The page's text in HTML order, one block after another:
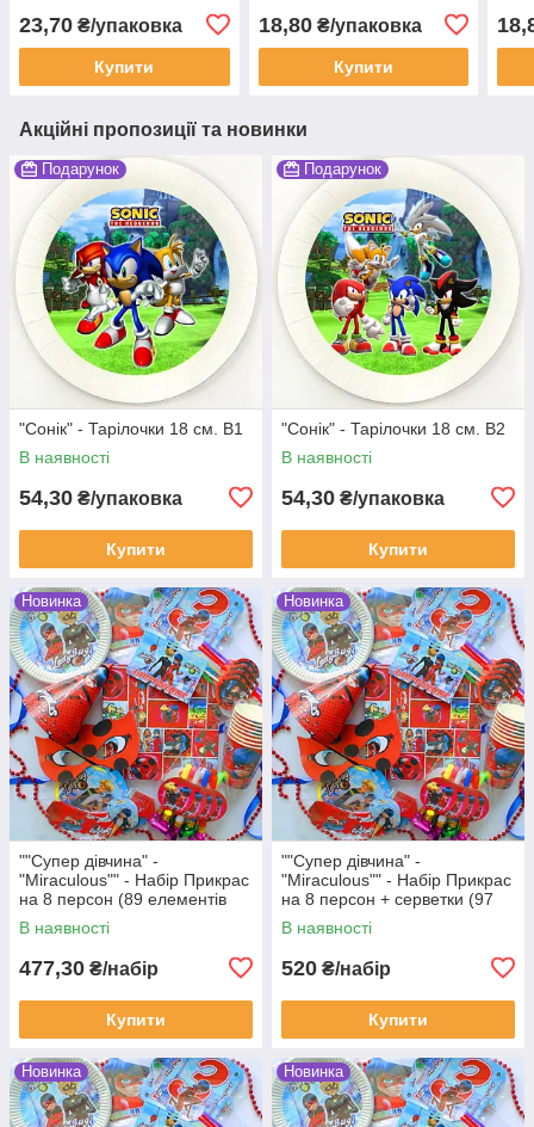
23,70 ₴/упаковка
Купити
18,80₴/упаковка
Купити
Акційні пропозиції та новинки
Подарунок
"Сонік" - Тарілочки 18 см. В1
В наявності
54,30 ₴/упаковка
Купити
Подарунок
"Сонік" - Тарілочки 18 см. В2
В наявності
54,30 ₴/упаковка
Купити
Новинка
""Супер дівчина" -
"Miraculous"" - Набір Прикрас
на 8 персон (89 елементів
декору)
В наявності
477,30 ₴/набір
Купити
Новинка
""Супер дівчина" -
"Miraculous"" - Набір Прикрас
на 8 персон + серветки (97
елементів декора)
В наявності
520 ₴/набір
Купити
Новинка Новинка